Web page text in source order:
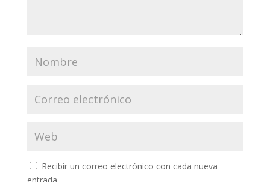
Recibir un correo electrónico con cada nueva